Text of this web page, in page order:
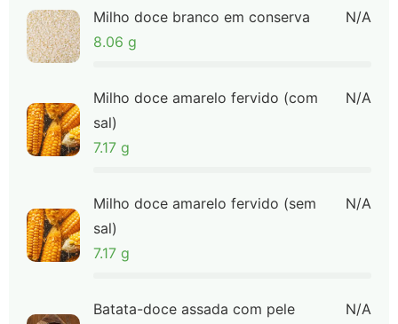
Milho doce branco em conserva
8.06 g
N/A
Milho doce amarelo fervido (com
sal)
7.17 g
N/A
Milho doce amarelo fervido (sem
sal)
7.17 g
N/A
Batata-doce assada com pele
N/A